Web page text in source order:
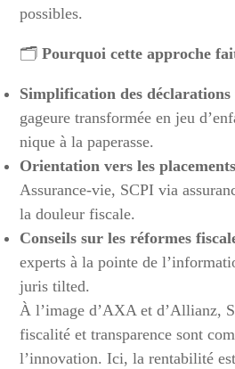
possibles.
🗂️Pourquoi cette approche
Simplification des déclarations
gageure transformée en jeu
nique à la paperasse.
Orientation vers les
Assurance-vie, SCPI via
la douleur fiscale.
Conseils sur les réformes
experts à la pointe de
juris tilted.
À l’image d’AXA et d’Allianz,
fiscalité et transparence sont
l’innovation. Ici, la rentabilité